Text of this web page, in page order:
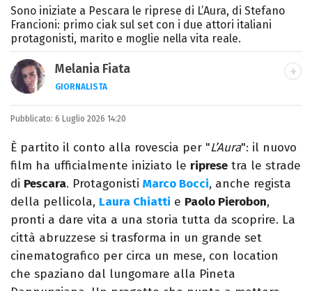
Sono iniziate a Pescara le riprese di L’Aura, di Stefano
Francioni: primo ciak sul set con i due attori italiani
protagonisti, marito e moglie nella vita reale.
Melania Fiata
GIORNALISTA
Laureata in Lettere, divoratrice di libri e
serie. Scrivo di spettacoli, film e TV.
Pubblicato: 6 Luglio 2026 14:20
È partito il conto alla rovescia per "L’Aura": il nuovo
film ha ufficialmente iniziato le riprese tra le strade
di Pescara. Protagonisti Marco Bocci, anche regista
della pellicola, Laura Chiatti e Paolo Pierobon,
pronti a dare vita a una storia tutta da scoprire. La
città abruzzese si trasforma in un grande set
cinematografico per circa un mese, con location
che spaziano dal lungomare alla Pineta